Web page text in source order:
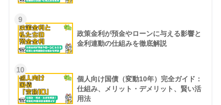
9
政策金利が預金やローンに与える影響と
金利連動の仕組みを徹底解説
10
個人向け国債（変動10年）完全ガイド：
仕組み、メリット・デメリット、賢い活
用法